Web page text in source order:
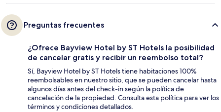
Preguntas frecuentes
¿Ofrece Bayview Hotel by ST Hotels la posibilidad
de cancelar gratis y recibir un reembolso total?
Sí, Bayview Hotel by ST Hotels tiene habitaciones 100%
reembolsables en nuestro sitio, que se pueden cancelar hasta
algunos días antes del check-in según la política de
cancelación de la propiedad. Consulta esta política para ver los
términos y condiciones detallados.